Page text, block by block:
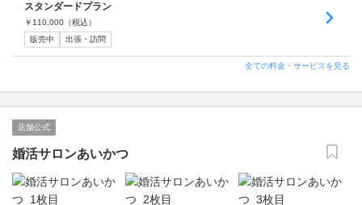
スタンダードプラン
￥ 110,000 （税込）
販売中
出張・訪問
全ての料金・サービスを見る
店舗公式
婚活サロンあいかつ